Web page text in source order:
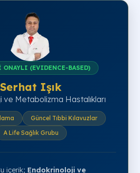
(EVIDENCE-BASED)
Serhat Işık
ve Metabolizma Hastalıkları
Güncel Tıbbi Kılavuzlar
A Life Sağlık Grubu
içerik; Endokrinoloji ve